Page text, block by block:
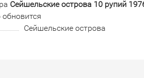
Сейшельские острова 10 рупий
обновится
Сейшельские острова